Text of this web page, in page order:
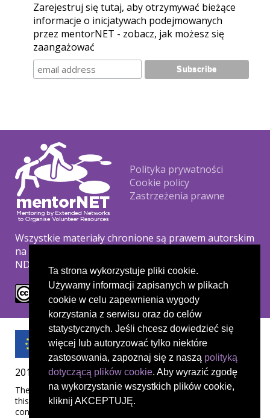
Ta strona wykorzystuje pliki cookie.
Używamy informacji zapisanych w plikach
cookie w celu zapewnienia wygody
korzystania z serwisu oraz do celów
statystycznych. Jeśli chcesz dowiedzieć się
więcej lub autoryzować tylko niektóre
zastosowania, zapoznaj się z naszą polityką
dotyczącą plików cookie. Aby wyrazić zgodę
na wykorzystanie wszystkich plików cookie,
kliknij AKCEPTUJĘ.
Zarejestruj się tutaj, aby otrzymywać bieżące
informacje o inicjatywach podejmowanych
przez mentorNET - zobacz, jak możesz się
zaangażować
Footer
Polityka prywatności
Cookie policy
Zastrzeżenia prawne
Wszystkie materiały chronione są prawem autorskim
na podstawie licencji Creative Commons CC BY-NC-
ND.
2019-1-UK01-KA204-061657
The European Commission's support for the production of
this publication does not constitute an endorsement of the
contents, which reflect the views only of the authors, and the